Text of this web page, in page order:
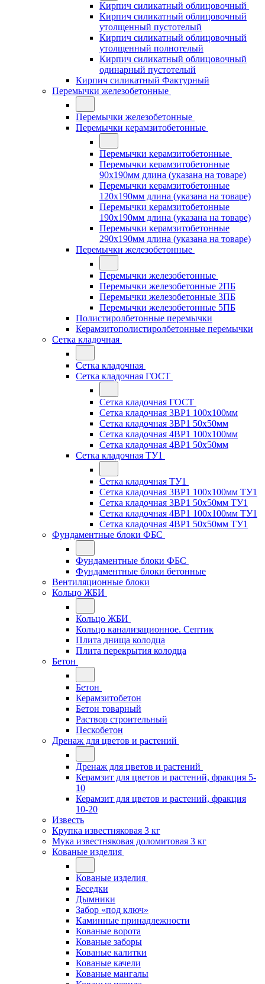
Кирпич силикатный облицовочный
Кирпич силикатный облицовочный
утолщенный пустотелый
Кирпич силикатный облицовочный
утолщенный полнотелый
Кирпич силикатный облицовочный
одинарный пустотелый
Кирпич силикатный Фактурный
Перемычки железобетонные
Перемычки железобетонные
Перемычки керамзитобетонные
Перемычки керамзитобетонные
Перемычки керамзитобетонные
90x190мм длина (указана на товаре)
Перемычки керамзитобетонные
120x190мм длина (указана на товаре)
Перемычки керамзитобетонные
190x190мм длина (указана на товаре)
Перемычки керамзитобетонные
290x190мм длина (указана на товаре)
Перемычки железобетонные
Перемычки железобетонные
Перемычки железобетонные 2ПБ
Перемычки железобетонные 3ПБ
Перемычки железобетонные 5ПБ
Полистиролбетонные перемычки
Керамзитополистиролбетонные перемычки
Сетка кладочная
Сетка кладочная
Сетка кладочная ГОСТ
Сетка кладочная ГОСТ
Сетка кладочная 3ВР1 100x100мм
Сетка кладочная 3ВР1 50x50мм
Сетка кладочная 4ВР1 100x100мм
Сетка кладочная 4ВР1 50x50мм
Сетка кладочная ТУ1
Сетка кладочная ТУ1
Сетка кладочная 3ВР1 100x100мм ТУ1
Сетка кладочная 3ВР1 50x50мм ТУ1
Сетка кладочная 4ВР1 100x100мм ТУ1
Сетка кладочная 4ВР1 50x50мм ТУ1
Фундаментные блоки ФБС
Фундаментные блоки ФБС
Фундаментные блоки бетонные
Вентиляционные блоки
Кольцо ЖБИ
Кольцо ЖБИ
Кольцо канализационное. Септик
Плита днища колодца
Плита перекрытия колодца
Бетон
Бетон
Керамзитобетон
Бетон товарный
Раствор строительный
Пескобетон
Дренаж для цветов и растений
Дренаж для цветов и растений
Керамзит для цветов и растений, фракция 5-
10
Керамзит для цветов и растений, фракция
10-20
Известь
Крупка известняковая 3 кг
Мука известняковая доломитовая 3 кг
Кованые изделия
Кованые изделия
Беседки
Дымники
Забор «под ключ»
Каминные принадлежности
Кованые ворота
Кованые заборы
Кованые калитки
Кованые качели
Кованые мангалы